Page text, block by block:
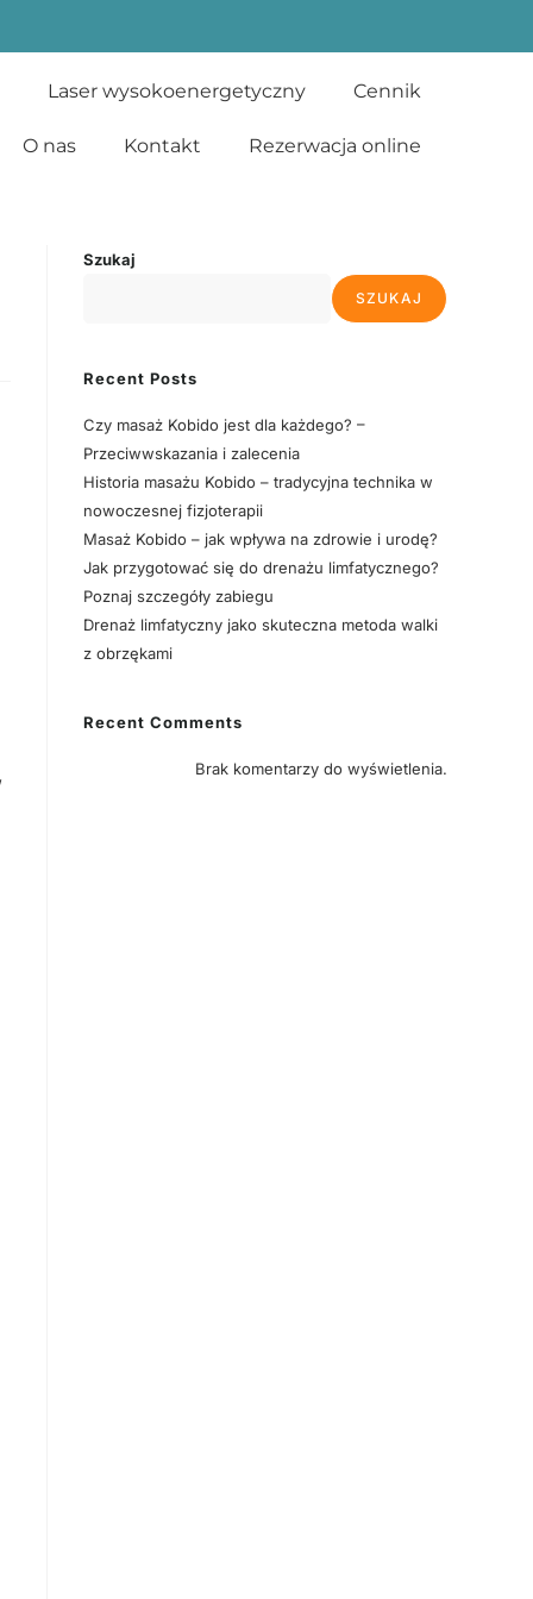
Laser wysokoenergetyczny Cennik
O nas Kontakt Rezerwacja online
Szukaj
SZUKAJ
Recent Posts
Czy masaż Kobido jest dla każdego? –
Przeciwwskazania i zalecenia
Historia masażu Kobido – tradycyjna technika w
nowoczesnej fizjoterapii
Masaż Kobido – jak wpływa na zdrowie i urodę?
Jak przygotować się do drenażu limfatycznego?
Poznaj szczegóły zabiegu
Drenaż limfatyczny jako skuteczna metoda walki
z obrzękami
Recent Comments
Brak komentarzy do wyświetlenia.